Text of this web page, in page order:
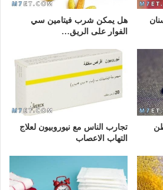
هل يمكن شرب فيتامين سي
الفوار على الريق…
تجارب الناس مع نيوروبيون لعلاج
التهاب الاعصاب